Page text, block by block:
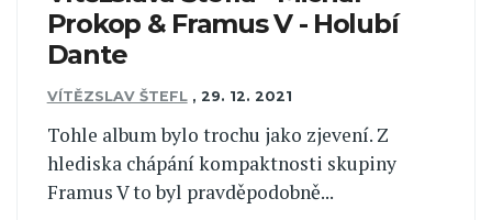
Prokop & Framus V - Holubí
Dante
VÍTĚZSLAV ŠTEFL , 29. 12. 2021
Tohle album bylo trochu jako zjevení. Z
hlediska chápání kompaktnosti skupiny
Framus V to byl pravděpodobně...